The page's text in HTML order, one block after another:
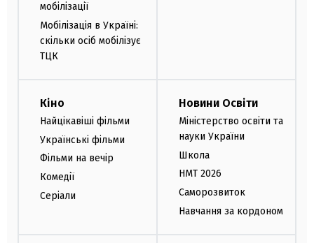
мобілізації
Мобілізація в Україні:
скільки осіб мобілізує
ТЦК
Кіно
Найцікавіші фільми
Українські фільми
Фільми на вечір
Комедії
Серіали
Новини Освіти
Міністерство освіти та
науки України
Школа
НМТ 2026
Саморозвиток
Навчання за кордоном